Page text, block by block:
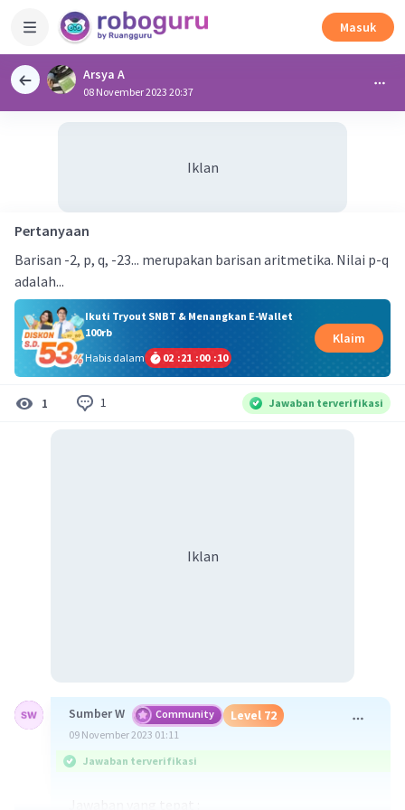
Masuk
Arsya A
08 November 2023 20:37
Iklan
Pertanyaan
Barisan -2, p, q, -23... merupakan barisan aritmetika. Nilai p-q
adalah...
Ikuti Tryout SNBT & Menangkan E-Wallet
100rb
Habis dalam
02 :21 :00 :10
Klaim
1 1 Jawaban terverifikasi
Iklan
Sumber W Community Level 72
09 November 2023 01:11
Jawaban terverifikasi